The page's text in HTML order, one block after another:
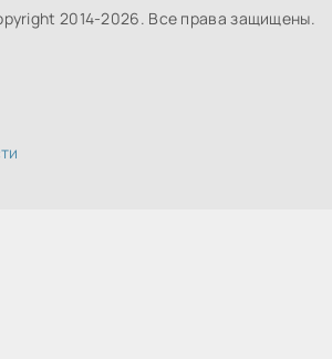
2014-2026. Все права защищены.